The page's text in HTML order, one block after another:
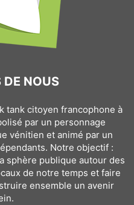
DE NOUS
tank citoyen francophone à
par un personnage
vénitien et animé par un
Notre objectif :
sphère publique autour des
de notre temps et faire
ensemble un avenir